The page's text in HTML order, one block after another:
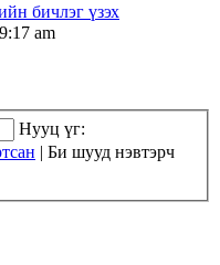
бичлэг үзэх
am
Нууц үг:
| Би шууд нэвтэрч